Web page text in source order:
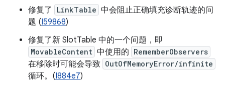
修复了
LinkTable 中会阻止正确填充诊断轨迹的问
题 (I59868)
修复了新 SlotTable 中的一个问题，即
MovableContent 中使用的 RememberObservers
在移除时可能会导致 OutOfMemoryError/infinite
循环。(I884e7)